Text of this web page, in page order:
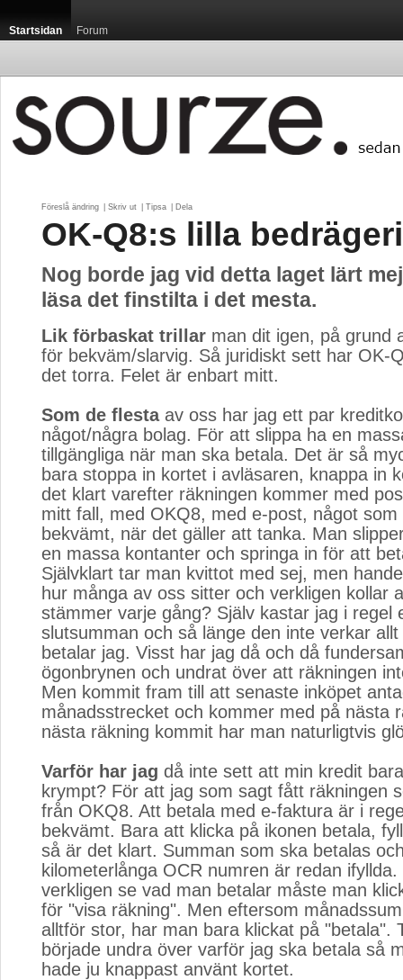
Startsidan Forum
Föreslå ändring Skriv ut Tipsa Dela
OK-Q8:s lilla bedrägeri
Nog borde jag vid detta laget lärt
läsa det finstilta i det mesta.
Lik förbaskat trillar man dit igen, på grund
för bekväm/slarvig. Så juridiskt sett har OK-
det torra. Felet är enbart mitt.
Som de flestaav oss har jag ett par
något/några bolag. För att slippa ha en
tillgängliga när man ska betala. Det är så
bara stoppa in kortet i avläsaren, knappa in
det klart varefter räkningen kommer med
mitt fall, med OKQ8, med e-post, något som
bekvämt, när det gäller att tanka. Man
en massa kontanter och springa in för att
Självklart tar man kvittot med sej, men
hur många av oss sitter och verkligen kollar
stämmer varje gång? Själv kastar jag i regel
slutsumman och så länge den inte verkar
betalar jag. Visst har jag då och då
ögonbrynen och undrat över att räkningen
Men kommit fram till att senaste inköpet
månadsstrecket och kommer med på nästa
nästa räkning kommit har man naturligtvis
Varför har jag då inte sett att min kredit
krympt? För att jag som sagt fått räkningen
från OKQ8. Att betala med e-faktura är i
bekvämt. Bara att klicka på ikonen betala,
så är det klart. Summan som ska betalas
kilometerlånga OCR numren är redan
verkligen se vad man betalar måste man
för "visa räkning". Men eftersom
alltför stor, har man bara klickat på "betala".
började undra över varför jag ska betala så
hade ju knappast använt kortet.